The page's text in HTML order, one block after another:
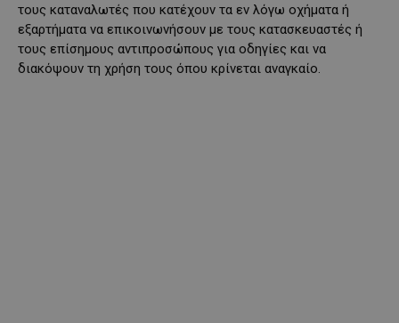
τους καταναλωτές που κατέχουν τα εν λόγω οχήματα ή
εξαρτήματα να επικοινωνήσουν με τους κατασκευαστές ή
τους επίσημους αντιπροσώπους για οδηγίες και να
διακόψουν τη χρήση τους όπου κρίνεται αναγκαίο.